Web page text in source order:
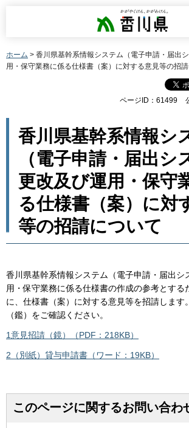
香川県
ホーム > 香川県基幹系情報システム（電子申請・届出
用・保守業務に係る仕様書（案）に対する意見等の招
ページID：61499
香川県基幹系情報シ
（電子申請・届出シ
更改及び運用・保守
る仕様書（案）に対
等の招請について
香川県基幹系情報システム（電子申請・届出シ
用・保守業務に係る仕様書の作成の参考とする
に、仕様書（案）に対する意見等を招請します
（鑑）をご確認ください。
1意見招請（鏡）（PDF：218KB）
2（別紙）貸与申請書（ワード：19KB）
このページに関するお問い合わ